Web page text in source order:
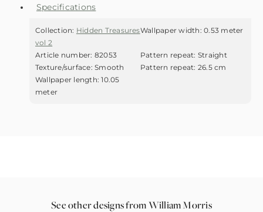
Specifications
Collection: Hidden Treasures
vol 2
Wallpaper width: 0.53 meter
Article number: 82053 Pattern repeat: Straight
Texture/surface: Smooth Pattern repeat: 26.5 cm
Wallpaper length: 10.05
meter
See other designs from William Morris